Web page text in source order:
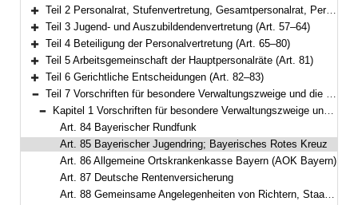
Bereich erweitern
Bereich erweitern
Teil 2 Personalrat, Stufenvertretung, Gesamtpersonalrat, Personalversammlung (Art. 12–56)
Bereich erweitern
Teil 3 Jugend- und Auszubildendenvertretung (Art. 57–64)
Bereich erweitern
Teil 4 Beteiligung der Personalvertretung (Art. 65–80)
Bereich erweitern
Teil 5 Arbeitsgemeinschaft der Hauptpersonalräte (Art. 81)
Bereich erweitern
Teil 6 Gerichtliche Entscheidungen (Art. 82–83)
Bereich reduzieren
Teil 7 Vorschriften für besondere Verwaltungszweige und die Behandlung von Verschlußsachen (Art. 84–93)
Bereich reduzieren
Kapitel 1 Vorschriften für besondere Verwaltungszweige und für den Bayerischen Rundfunk (Art. 84–92)
Art. 84 Bayerischer Rundfunk
Art. 85 Bayerischer Jugendring; Bayerisches Rotes Kreuz
Art. 86 Allgemeine Ortskrankenkasse Bayern (AOK Bayern)
Art. 87 Deutsche Rentenversicherung
Art. 88 Gemeinsame Angelegenheiten von Richtern, Staatsanwälten und anderen Beschäftigten